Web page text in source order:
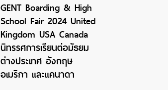
GENT Boarding & High
School Fair 2024 United
Kingdom USA Canada
นิทรรศการเรียนต่อมัธยม
ต่างประเทศ อังกฤษ
อเมริกา และแคนาดา